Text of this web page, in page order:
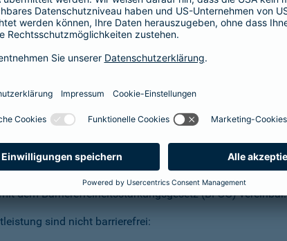
dem Barrierefreiheitsstärkungsgesetz (BFSG) vereinbar.
sind nicht barrierefrei: